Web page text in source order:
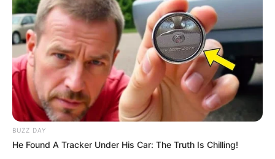
BUZZ DAY
He Found A Tracker Under His Car: The Truth Is Chilling!